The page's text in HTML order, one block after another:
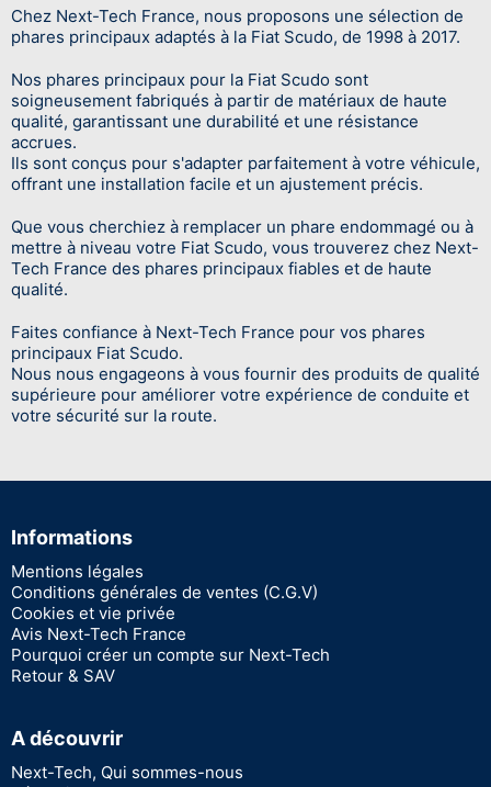
Chez Next-Tech France, nous proposons une sélection de
phares principaux adaptés à la Fiat Scudo, de 1998 à 2017.
Nos phares principaux pour la Fiat Scudo sont
soigneusement fabriqués à partir de matériaux de haute
qualité, garantissant une durabilité et une résistance
accrues.
Ils sont conçus pour s'adapter parfaitement à votre véhicule,
offrant une installation facile et un ajustement précis.
Que vous cherchiez à remplacer un phare endommagé ou à
mettre à niveau votre Fiat Scudo, vous trouverez chez Next-
Tech France des phares principaux fiables et de haute
qualité.
Faites confiance à Next-Tech France pour vos phares
principaux Fiat Scudo.
Nous nous engageons à vous fournir des produits de qualité
supérieure pour améliorer votre expérience de conduite et
votre sécurité sur la route.
Informations
Mentions légales
Conditions générales de ventes (C.G.V)
Cookies et vie privée
Avis Next-Tech France
Pourquoi créer un compte sur Next-Tech
Retour & SAV
A découvrir
Next-Tech, Qui sommes-nous